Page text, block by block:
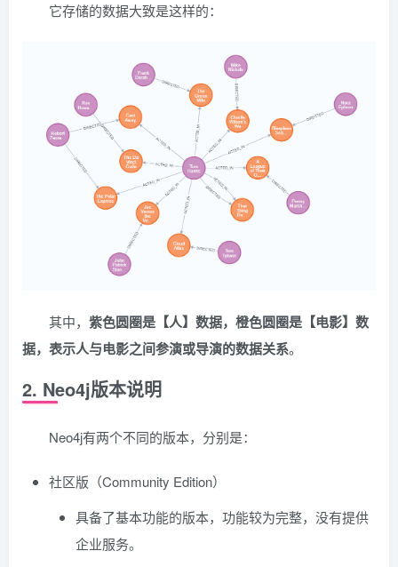
它存储的数据大致是这样的：
其中， 紫色圆圈是【人】数据，橙色圆圈是【电影】数
据，表示人与电影之间参演或导演的数据关系。
2. Neo4j版本说明
Neo4j有两个不同的版本，分别是：
社区版（Community Edition）
具备了基本功能的版本，功能较为完整，没有提供
企业服务。